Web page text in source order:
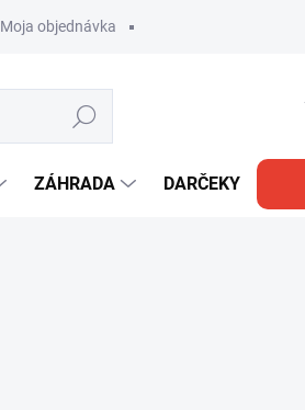
Moja objednávka
Hľadať
ZÁHRADA DARČEKY